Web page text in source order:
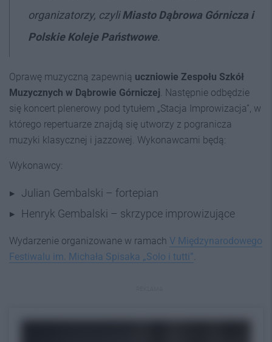
organizatorzy, czyliMiasto Dąbrowa Górnicza i
Polskie Koleje Państwowe.
Oprawę muzyczną zapewnią uczniowie Zespołu Szkół
Muzycznych w Dąbrowie Górniczej . Następnie odbędzie
się koncert plenerowy pod tytułem „Stacja Improwizacja”, w
którego repertuarze znajdą się utworzy z pogranicza
muzyki klasycznej i jazzowej. Wykonawcami będą:
Wykonawcy:
Julian Gembalski – fortepian
Henryk Gembalski – skrzypce improwizujące
Wydarzenie organizowane w ramach V Międzynarodowego
Festiwalu im. Michała Spisaka „Solo i tutti”